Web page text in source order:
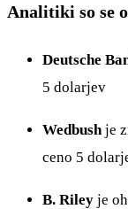
Analitiki so se
Deutsche
5 dolarjev
Wedbush je
ceno 5
B. Riley je